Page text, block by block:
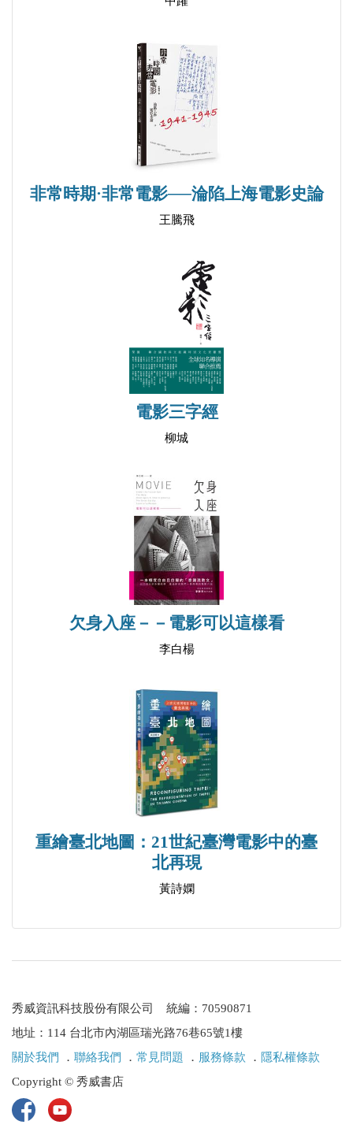
學、藝術心理學、精神分析。
政治大學宗教研究所博士、國立臺灣大學共同教育中
心的張毅民助理教授。研究專長為基督教、宗教與電
影、AI與宗教。著有《電影與信仰》。
政治大學民族學系助理教授、紀錄片導演。研究專長
為藏學人類學、博物館學、民族藝術。紀錄片作品
《索南喬治：唐卡畫師的神聖與世俗》。
美國哈佛大學印度文化研究所博士，政治大學宗教研
究所教授、華梵大學教授。研究專長為印度教、印度
佛教。著有《宇宙、身體、自在天：印度教社會思想
然與宗教。著有《與大自然通靈》。
輔仁大學宗教學系副教授。研究專長為宗教與電影、
宗教敘事學、宗教理論。著有《宗教、敘事、視覺
政治大學宗教研究所博士生。研究專長為AI與宗教、
研究專長為道教、佛道交涉、當代靈性運動。著有
《天界之文：魏晉南北朝靈寶經典研究》等書。
非常時期·非常電影──淪陷上海電影史論
王騰飛
電影三字經
柳城
欠身入座－－電影可以這樣看
李白楊
重繪臺北地圖：21世紀臺灣電影中的臺
北再現
黃詩嫻
秀威資訊科技股份有限公司 統編：70590871
地址：114 台北市內湖區瑞光路76巷65號1樓
關於我們
． 聯絡我們 ． 常見問題 ． 服務條款 ． 隱私權條款
Copyright © 秀威書店